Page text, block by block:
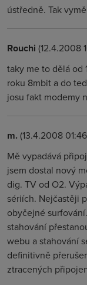
ústředně. Tak
Rouchi (12.4.2008
taky me to dělá od
roku 8mbit a do
josu fakt modemy
m. (13.4.2008
Mě vypadává
jsem dostal nový
dig. TV od O2.
sériích. Nejčastěji
obyčejné
stahování
webu a stahování
definitivně
ztracených